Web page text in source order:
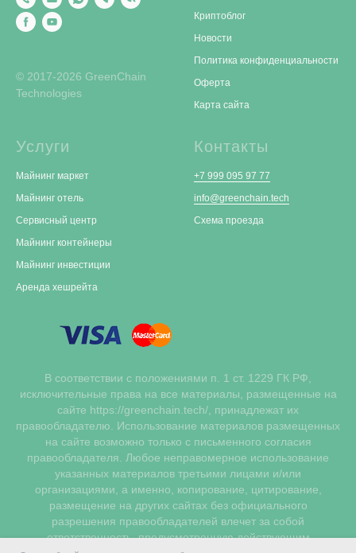
© 2017-2026 GreenChain
Technologies
Криптоблог
Новости
Политика конфиденциальности
Оферта
Карта сайта
Услуги
Майнинг маркет
Майнинг отель
Сервисный центр
Майнинг контейнеры
Майнинг инвестиции
Аренда хешрейта
Контакты
+7 999 095 97 77
info@greenchain.tech
Схема проезда
В соответствии с положениями п. 1 ст. 1229 ГК РФ,
исключительные права на все материалы, размещенные на
сайте https://greenchain.tech/, принадлежат их
правообладателю. Использование материалов размещенных
на сайте возможно только с письменного согласия
правообладателя. Любое неправомерное использование
указанных материалов третьими лицами и/или
организациями, а именно, копирование, цитирование,
размещение на других сайтах без официального
разрешения правообладателей влечет за собой
ответственность, предусмотренную действующим